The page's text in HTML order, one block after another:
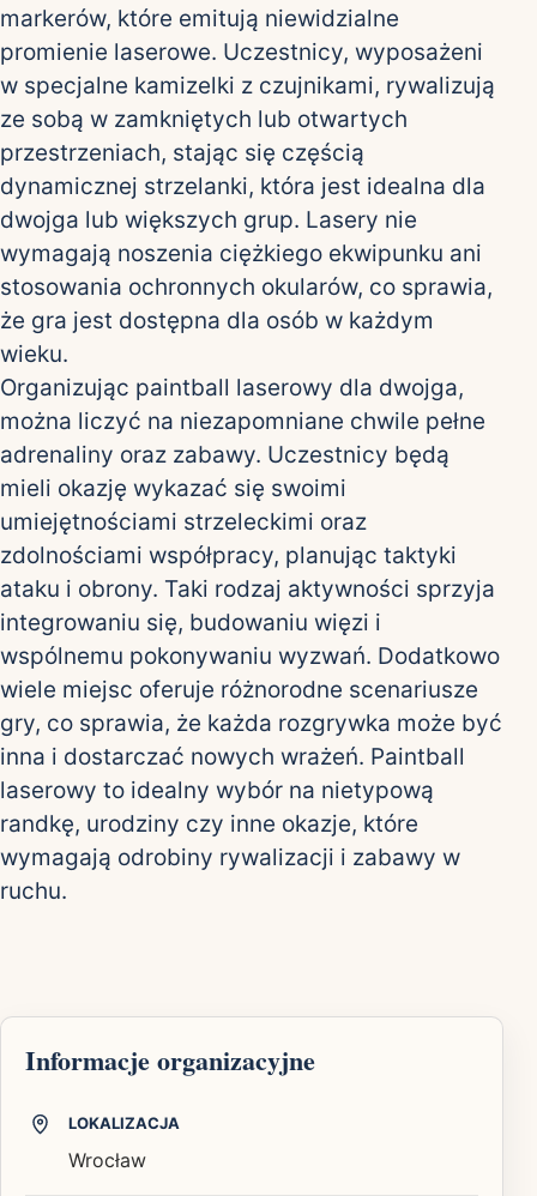
markerów, które emitują niewidzialne
promienie laserowe. Uczestnicy, wyposażeni
w specjalne kamizelki z czujnikami, rywalizują
ze sobą w zamkniętych lub otwartych
przestrzeniach, stając się częścią
dynamicznej strzelanki, która jest idealna dla
dwojga lub większych grup. Lasery nie
wymagają noszenia ciężkiego ekwipunku ani
stosowania ochronnych okularów, co sprawia,
że gra jest dostępna dla osób w każdym
wieku.
Organizując paintball laserowy dla dwojga,
można liczyć na niezapomniane chwile pełne
adrenaliny oraz zabawy. Uczestnicy będą
mieli okazję wykazać się swoimi
umiejętnościami strzeleckimi oraz
zdolnościami współpracy, planując taktyki
ataku i obrony. Taki rodzaj aktywności sprzyja
integrowaniu się, budowaniu więzi i
wspólnemu pokonywaniu wyzwań. Dodatkowo
wiele miejsc oferuje różnorodne scenariusze
gry, co sprawia, że każda rozgrywka może być
inna i dostarczać nowych wrażeń. Paintball
laserowy to idealny wybór na nietypową
randkę, urodziny czy inne okazje, które
wymagają odrobiny rywalizacji i zabawy w
ruchu.
Informacje organizacyjne
LOKALIZACJA
Wrocław